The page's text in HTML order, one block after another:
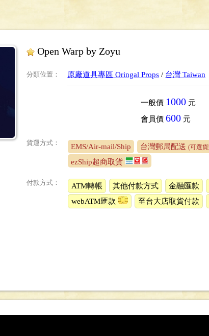
Open Warp by Zoyu
分類位置 ： 原廠道具專區 Oringal Props / 台灣 Taiwan
一般價 1000元
會員價 600元
貨運方式： EMS/Air-mail/Ship 台灣郵局配送 (可選
ezShip超商取貨
付款方式： ATM轉帳 其他付款方式 金融匯款
webATM匯款
至台大店取貨付款